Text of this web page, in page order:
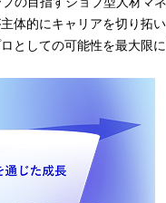
体的にキャリアを切り拓
としての可能性を最大限